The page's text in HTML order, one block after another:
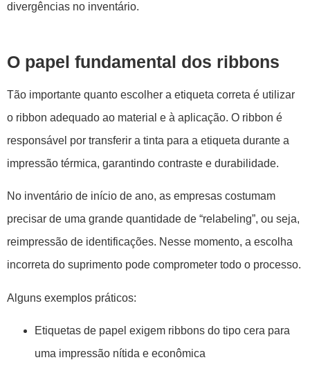
divergências no inventário.
O papel fundamental dos ribbons
Tão importante quanto escolher a etiqueta correta é utilizar
o ribbon adequado ao material e à aplicação. O ribbon é
responsável por transferir a tinta para a etiqueta durante a
impressão térmica, garantindo contraste e durabilidade.
No inventário de início de ano, as empresas costumam
precisar de uma grande quantidade de “relabeling”, ou seja,
reimpressão de identificações. Nesse momento, a escolha
incorreta do suprimento pode comprometer todo o processo.
Alguns exemplos práticos:
Etiquetas de papel exigem ribbons do tipo cera para
uma impressão nítida e econômica